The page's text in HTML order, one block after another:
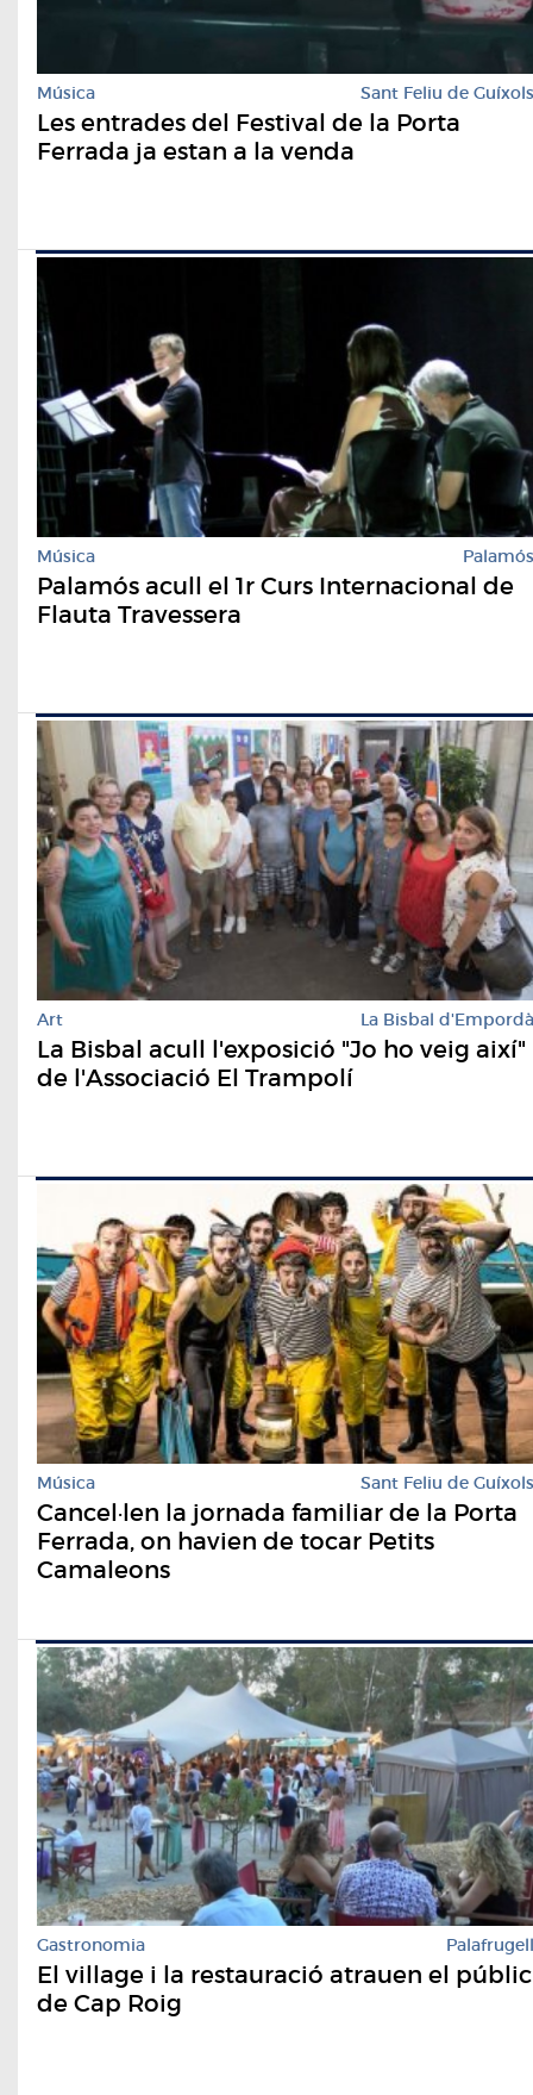
Música Sant Feliu de Guíxols
​Les entrades del Festival de la Porta
Ferrada ja estan a la venda
Música Palamós
Palamós acull el 1r Curs Internacional de
Flauta Travessera
Art La Bisbal d'Empordà
La Bisbal acull l'exposició "Jo ho veig així"
de l'Associació El Trampolí
Música Sant Feliu de Guíxols
Cancel·len la jornada familiar de la Porta
Ferrada, on havien de tocar Petits
Camaleons
Gastronomia Palafrugell
El village i la restauració atrauen el públic
de Cap Roig